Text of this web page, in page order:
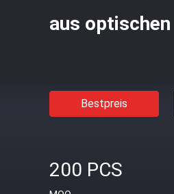
aus
Bestpreis
200 PCS